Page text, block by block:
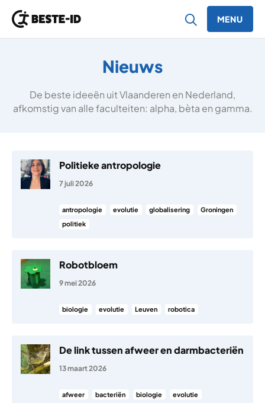
MENU
Nieuws
De beste ideeën uit Vlaanderen en Nederland,
afkomstig van alle faculteiten: alpha, bèta en gamma.
Politieke antropologie
7 juli 2026
antropologie evolutie globalisering
Groningen
politiek
Robotbloem
9 mei 2026
biologie evolutie Leuven robotica
De link tussen afweer en darmbacteriën
13 maart 2026
afweer bacteriën biologie
evolutie